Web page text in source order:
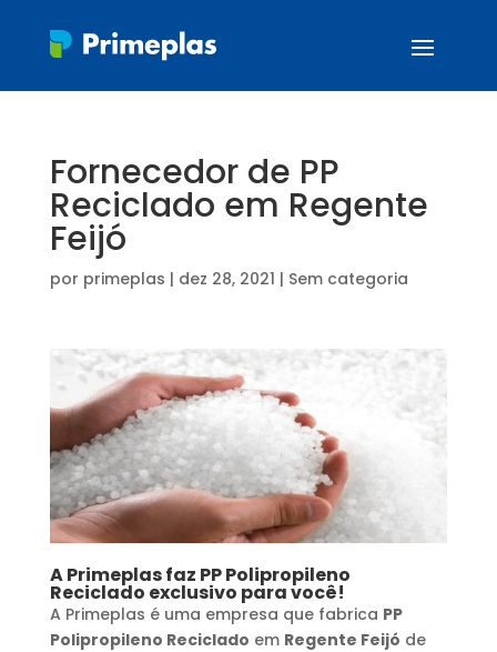
Fornecedor de PP
Reciclado em Regente
Feijó
por primeplas | dez 28, 2021 | Sem categoria
A Primeplas faz PP Polipropileno
Reciclado exclusivo para você!
A Primeplas é uma empresa que fabrica PP
Polipropileno Reciclado em Regente Feijó de